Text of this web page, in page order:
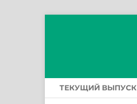
ТЕКУЩИЙ ВЫПУСК